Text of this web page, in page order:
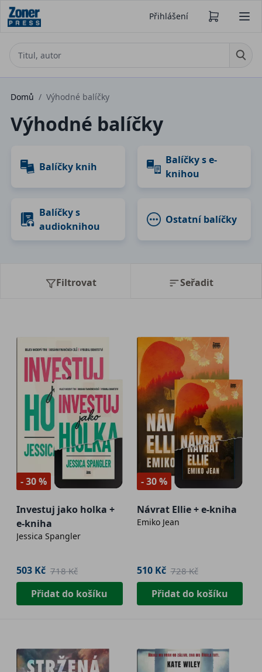
Přihlášení
Domů / Výhodné balíčky
Výhodné balíčky
Balíčky knih
Balíčky s e-
knihou
Balíčky s
audioknihou
Ostatní balíčky
Filtrovat Seřadit
- 30 %
Investuj jako holka +
e-kniha
Jessica Spangler
503 Kč 718 Kč
Přidat do košíku
- 30 %
Návrat Ellie + e-kniha
Emiko Jean
510 Kč 728 Kč
Přidat do košíku